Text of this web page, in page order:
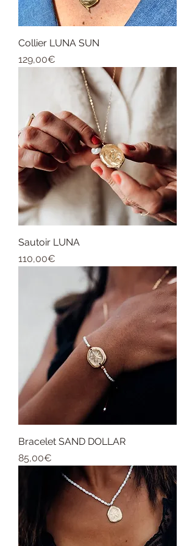
Collier LUNA SUN
Price
129,00€
Sautoir LUNA
Price
110,00€
Bracelet SAND DOLLAR
Price
85,00€